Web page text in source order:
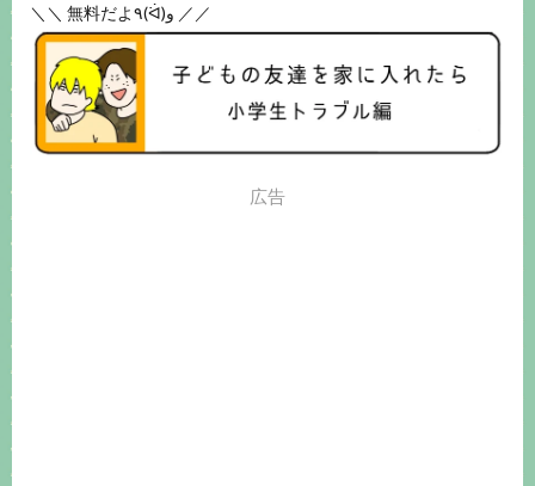
＼＼ 無料だよ٩(ᐛ)و ／／
広告